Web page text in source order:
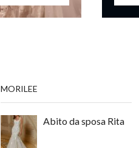
MORILEE
Abito da sposa Rita